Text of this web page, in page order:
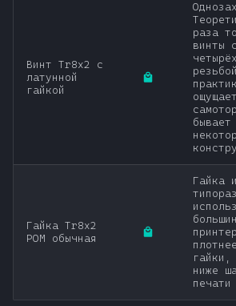
Винт Tr8x2 с
латунной
гайкой
раза
винты с
Гайка Tr8x2
POM обычная
Гайка
гайки,
ниже
печати